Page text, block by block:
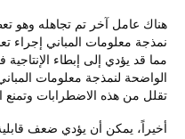
هناك عامل آخر تم تجاهله وهو
نمذجة معلومات المباني إجراء
مما قد يؤدي إلى إبطاء
الواضحة لنمذجة معلومات
تقلل من هذه الاضطرابات وتمنع
أخيراً، يمكن أن يؤدي ضعف